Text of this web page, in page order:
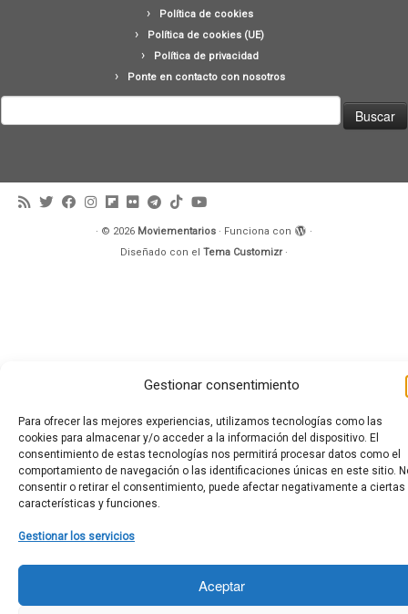
Gestionar consentimiento
Para ofrecer las mejores experiencias, utilizamos tecnologías como las
cookies para almacenar y/o acceder a la información del dispositivo. El
consentimiento de estas tecnologías nos permitirá procesar datos como el
comportamiento de navegación o las identificaciones únicas en este sitio.
consentir o retirar el consentimiento, puede afectar negativamente a ciertas
características y funciones.
Gestionar los servicios
Aceptar
Política de cookies
Política de cookies (UE)
Política de privacidad
Ponte en contacto con nosotros
· © 2026 Moviementarios · Funciona con
·
Diseñado con el Tema Customizr·